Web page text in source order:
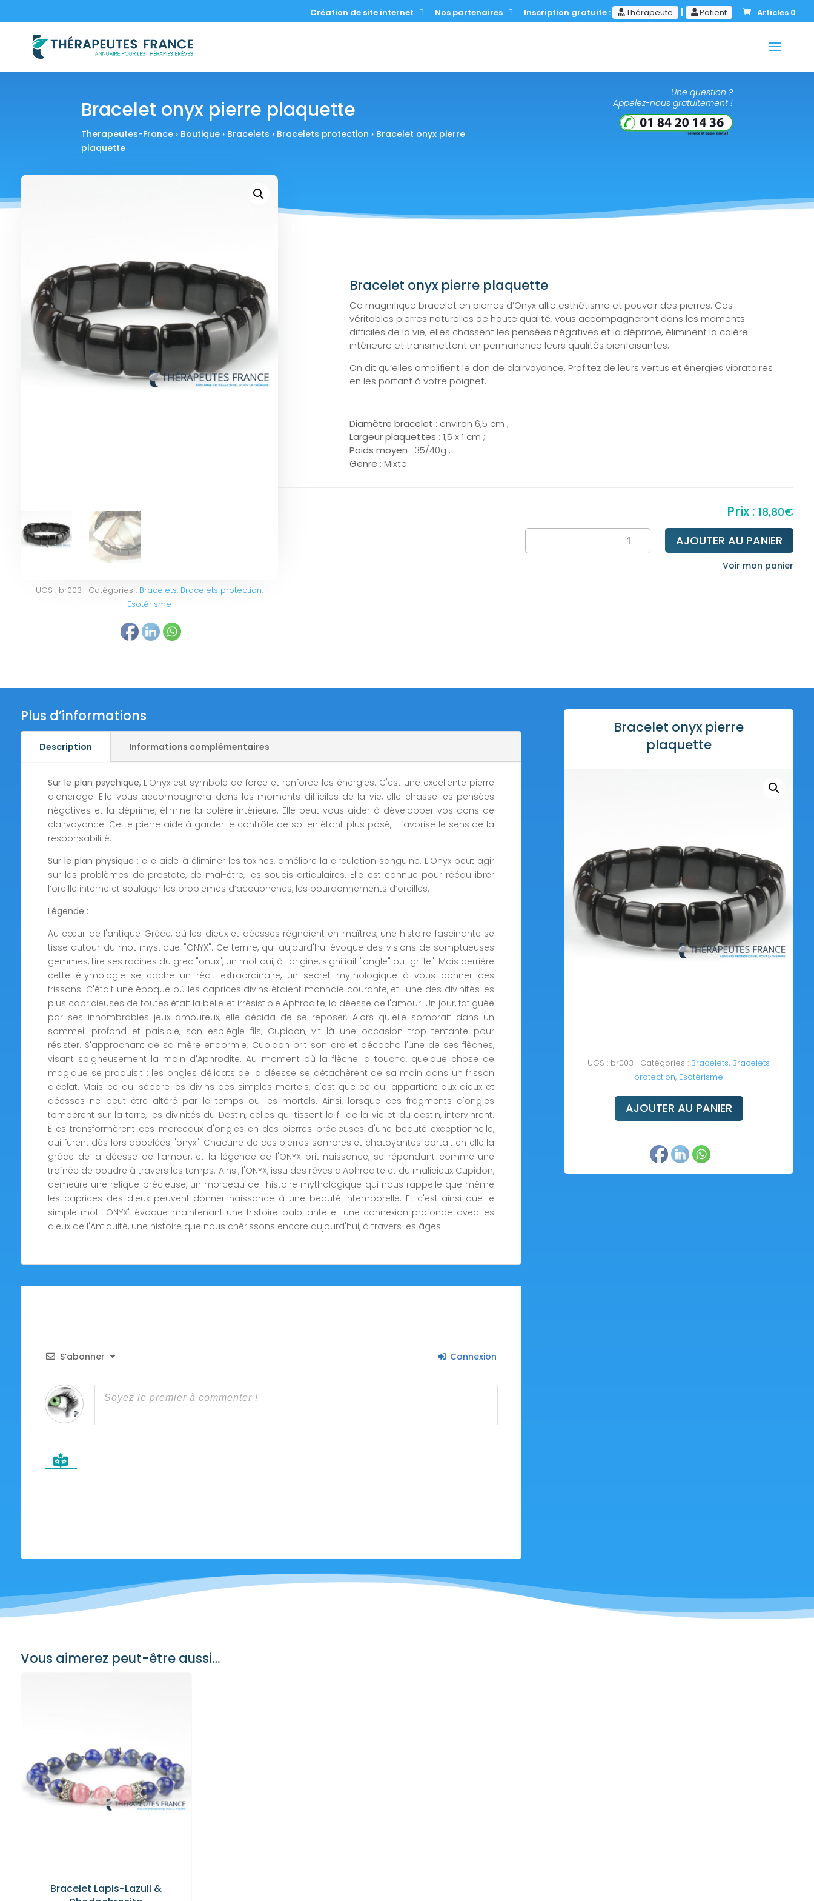
Création de site internet Nos partenaires Inscription gratuite : Thérapeute | Patient Articles 0
Bracelet onyx pierre plaquette
Therapeutes-France › Boutique › Bracelets › Bracelets protection › Bracelet onyx pierre
plaquette
Une question ?
Appelez-nous gratuitement !
UGS : br003 Catégories : Bracelets, Bracelets protection,
Esotérisme
Bracelet onyx pierre plaquette
Ce magnifique bracelet en pierres d’Onyx allie esthétisme et pouvoir des pierres. Ces
véritables pierres naturelles de haute qualité, vous accompagneront dans les moments
difficiles de la vie, elles chassent les pensées négatives et la déprime, éliminent la colère
intérieure et transmettent en permanence leurs qualités bienfaisantes.
On dit qu’elles amplifient le don de clairvoyance. Profitez de leurs vertus et énergies vibratoires
en les portant à votre poignet.
Diamètre bracelet : environ 6,5 cm ;
Largeur plaquettes : 1,5 x 1 cm ;
Poids moyen : 35/40g ;
Genre : Mixte
18,80€
quantité
AJOUTER AU PANIER
Voir mon panier
Plus d’informations
Description Informations complémentaires
Sur le plan psychique, L'Onyx est symbole de force et renforce les énergies. C'est une excellente pierre
d'ancrage. Elle vous accompagnera dans les moments difficiles de la vie, elle chasse les pensées
négatives et la déprime, élimine la colère intérieure. Elle peut vous aider à développer vos dons de
clairvoyance. Cette pierre aide à garder le contrôle de soi en étant plus posé, il favorise le sens de la
responsabilité.
Sur le plan physique : elle aide à éliminer les toxines, améliore la circulation sanguine. L'Onyx peut agir
sur les problèmes de prostate, de mal-être, les soucis articulaires. Elle est connue pour rééquilibrer
l’oreille interne et soulager les problèmes d’acouphènes, les bourdonnements d’oreilles.
Légende :
Au cœur de l'antique Grèce, où les dieux et déesses régnaient en maîtres, une histoire fascinante se
tisse autour du mot mystique "ONYX". Ce terme, qui aujourd'hui évoque des visions de somptueuses
gemmes, tire ses racines du grec "onux", un mot qui, à l'origine, signifiait "ongle" ou "griffe". Mais derrière
cette étymologie se cache un récit extraordinaire, un secret mythologique à vous donner des
frissons. C'était une époque où les caprices divins étaient monnaie courante, et l'une des divinités les
plus capricieuses de toutes était la belle et irrésistible Aphrodite, la déesse de l'amour. Un jour, fatiguée
par ses innombrables jeux amoureux, elle décida de se reposer. Alors qu'elle sombrait dans un
sommeil profond et paisible, son espiègle fils, Cupidon, vit là une occasion trop tentante pour
résister. S'approchant de sa mère endormie, Cupidon prit son arc et décocha l'une de ses flèches,
visant soigneusement la main d'Aphrodite. Au moment où la flèche la toucha, quelque chose de
magique se produisit : les ongles délicats de la déesse se détachèrent de sa main dans un frisson
d'éclat. Mais ce qui sépare les divins des simples mortels, c'est que ce qui appartient aux dieux et
déesses ne peut être altéré par le temps ou les mortels. Ainsi, lorsque ces fragments d'ongles
tombèrent sur la terre, les divinités du Destin, celles qui tissent le fil de la vie et du destin, intervinrent.
Elles transformèrent ces morceaux d'ongles en des pierres précieuses d'une beauté exceptionnelle,
qui furent dès lors appelées "onyx". Chacune de ces pierres sombres et chatoyantes portait en elle la
grâce de la déesse de l'amour, et la légende de l'ONYX prit naissance, se répandant comme une
traînée de poudre à travers les temps. Ainsi, l'ONYX, issu des rêves d'Aphrodite et du malicieux Cupidon,
demeure une relique précieuse, un morceau de l'histoire mythologique qui nous rappelle que même
les caprices des dieux peuvent donner naissance à une beauté intemporelle. Et c'est ainsi que le
simple mot "ONYX" évoque maintenant une histoire palpitante et une connexion profonde avec les
dieux de l'Antiquité, une histoire que nous chérissons encore aujourd'hui, à travers les âges.
S’abonner Connexion
Bracelet onyx pierre
plaquette
UGS : br003 Catégories : Bracelets, Bracelets
protection, Esotérisme
AJOUTER AU PANIER
Vous aimerez peut-être aussi…
Bracelet Lapis-Lazuli &